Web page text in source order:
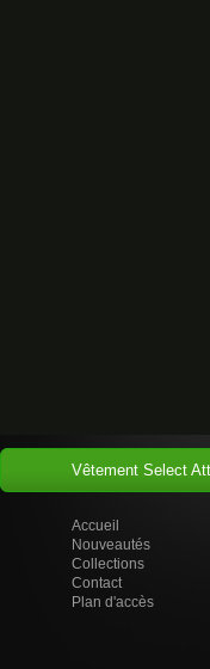
Vêtement Select
Accueil
Nouveautés
Collections
Contact
Plan d'accès